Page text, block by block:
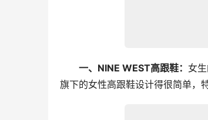
一、NINE WEST高跟鞋： 女
旗下的女性高跟鞋设计得很简单，